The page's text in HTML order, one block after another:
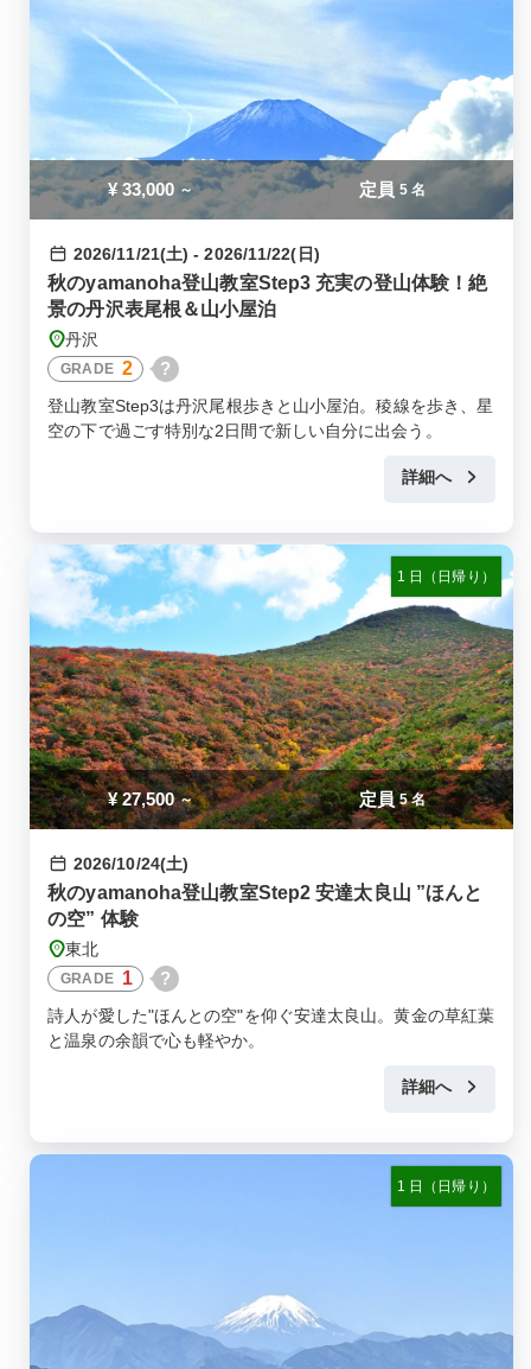
¥ 33,000 ～ 定員 5 名
2026/11/21(土) - 2026/11/22(日)
秋のyamanoha登山教室Step3 充実の登山体験！絶
景の丹沢表尾根＆山小屋泊
丹沢
GRADE 2 ?
登山教室Step3は丹沢尾根歩きと山小屋泊。稜線を歩き、星
空の下で過ごす特別な2日間で新しい自分に出会う。
詳細へ
¥ 27,500 ～ 定員 5 名
1 日（日帰り）
2026/10/24(土)
秋のyamanoha登山教室Step2 安達太良山 ”ほんと
の空” 体験
東北
GRADE 1 ?
詩人が愛した"ほんとの空"を仰ぐ安達太良山。黄金の草紅葉
と温泉の余韻で心も軽やか。
詳細へ
1 日（日帰り）